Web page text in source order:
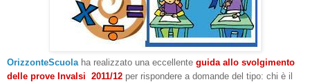
OrizzonteScuola ha realizzato una eccellente guida allo svolgimento
delle prove Invalsi 2011/12 per rispondere a domande del tipo: chi è il